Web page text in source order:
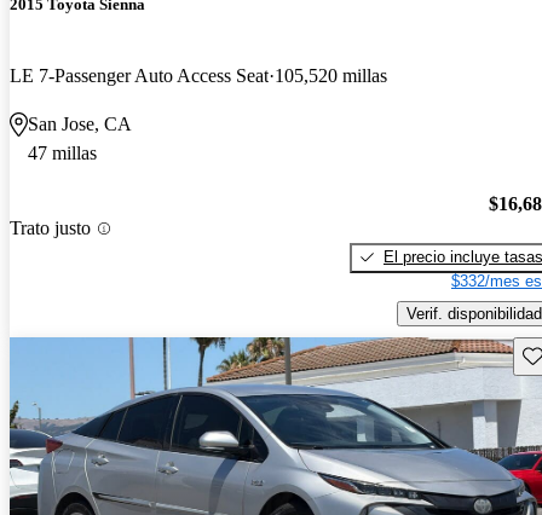
2015 Toyota Sienna
LE 7-Passenger Auto Access Seat 105,520 millas
San Jose, CA
47 millas
Trato justo
El precio incluye tasas
$332/mes
Verif. disponibilidad